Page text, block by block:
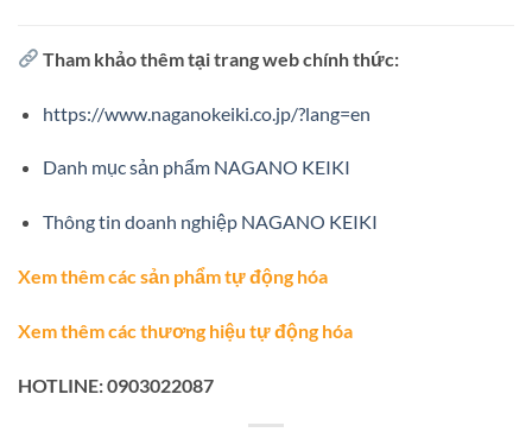
Tham khảo thêm tại trang web chính thức:
https://www.naganokeiki.co.jp/?lang=en
Danh mục sản phẩm NAGANO KEIKI
Thông tin doanh nghiệp NAGANO KEIKI
Xem thêm các sản phẩm tự động hóa
Xem thêm các thương hiệu tự động hóa
HOTLINE: 0903022087